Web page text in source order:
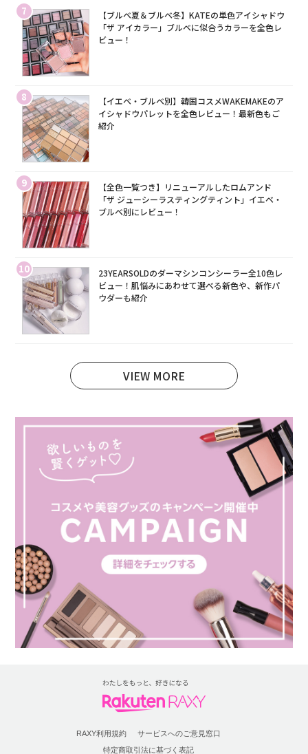
7
【ブルベ夏＆ブルベ冬】KATEの単色アイシャドウ
「ザ アイカラー」ブルベに似合うカラーを全色レ
ビュー！
8
【イエベ・ブルベ別】韓国コスメWAKEMAKEのア
イシャドウパレットを全色レビュー！最新色もご
紹介
9
【全色一覧つき】リニューアルしたロムアンド
「ザ ジューシーラスティングティント」イエベ・
ブルベ別にレビュー！
10
23YEARSOLDのダーマシンコンシーラー全10色レ
ビュー！肌悩みにあわせて選べる新色や、新作パ
ウダーも紹介
VIEW MORE
RAXY利用規約
サービスへのご意見窓口
特定商取引法に基づく表記